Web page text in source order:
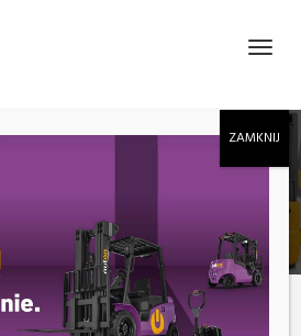
Nowości